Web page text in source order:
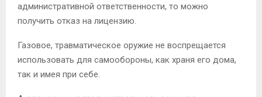
административной ответственности, то можно
получить отказ на лицензию.
Газовое, травматическое оружие не воспрещается
использовать для самообороны, как храня его дома,
так и имея при себе.